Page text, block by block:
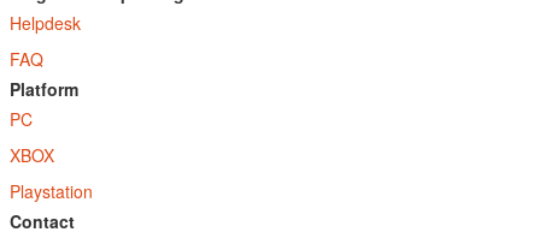
Helpdesk
FAQ
Platform
PC
XBOX
Playstation
Contact